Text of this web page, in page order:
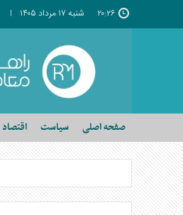
۲۰:۲۶ شنبه ۱۷ مرداد ۱۴۰۵
صفحه اصلی سیاست اقتصاد